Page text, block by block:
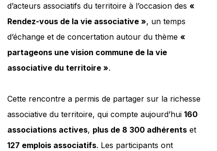
d’acteurs associatifs du territoire à l’occasion des «
Rendez-vous de la vie associative », un temps
d’échange et de concertation autour du thème «
partageons une vision commune de la vie
associative du territoire ».
Cette rencontre a permis de partager sur la richesse
associative du territoire, qui compte aujourd’hui 160
associations actives, plus de 8 300 adhérents et
127 emplois associatifs. Les participants ont